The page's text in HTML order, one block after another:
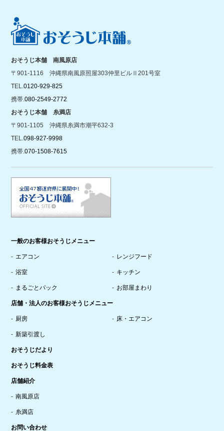
おそうじ本舗 南風原店
〒901-1116 沖縄県南風原照屋303仲里ビルⅡ201号室
TEL.0120-929-825
携帯.080-2549-2772
おそうじ本舗 糸満店
〒901-1105 沖縄県糸満市潮平632-3
TEL.098-927-9998
携帯.070-1508-7615
一般のお客様おそうじメニュー
エアコン レンジフード
浴室 キッチン
まるごとパック お部屋まわり
店舗・法人のお客様おそうじメニュー
厨房 床・エアコン
新築引渡し
おそうじだより
おそうじ料金表
店舗紹介
南風原店
糸満店
お問い合わせ